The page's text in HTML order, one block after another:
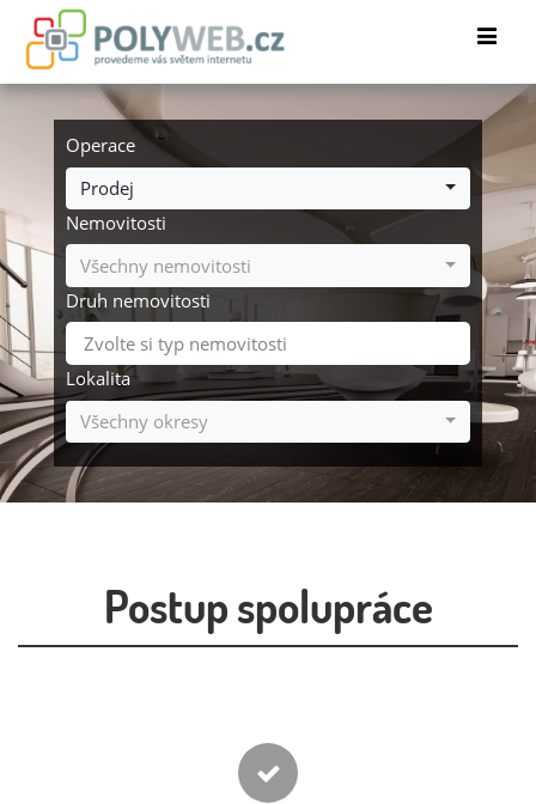
Operace
Prodej
Nemovitosti
Všechny nemovitosti
Druh nemovitosti
Zvolte si typ nemovitosti
Lokalita
Všechny okresy
Postup spolupráce